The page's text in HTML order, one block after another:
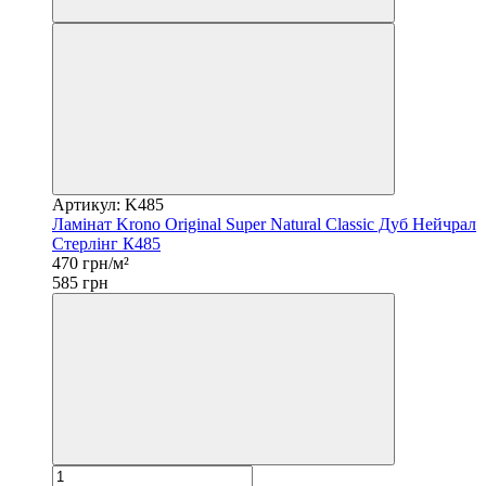
Артикул: K485
Ламінат Krono Original Super Natural Classic Дуб Нейчрал
Стерлінг К485
470 грн/м²
585 грн